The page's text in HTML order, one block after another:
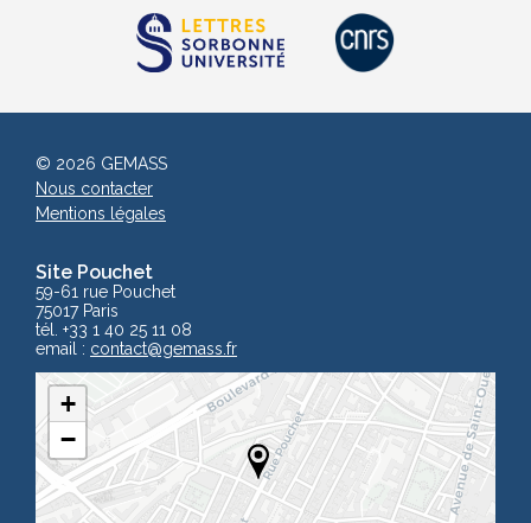
Site Pouchet
59-61 rue Pouchet
75017 Paris
tél. +33 1 40 25 11 08
email : contact@gemass.fr
+
−
© 2026 GEMASS
Nous contacter
Mentions légales